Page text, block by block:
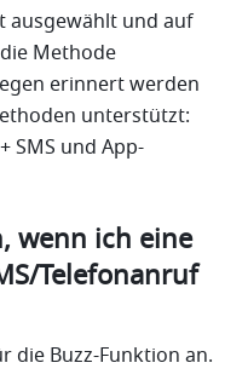
Methode
erinnert werden
unterstützt:
SMS und App-
wenn ich eine
Telefonanruf
die Buzz-Funktion an.